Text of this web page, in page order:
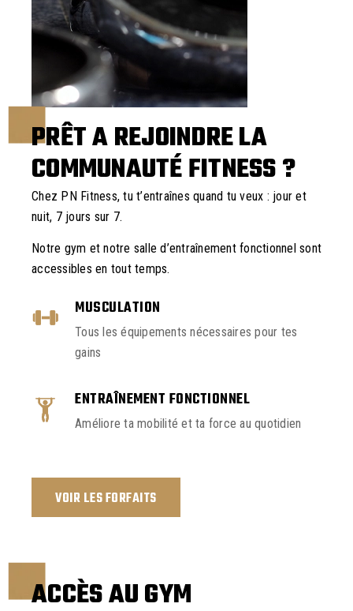
PRÊT A REJOINDRE LA
COMMUNAUTÉ FITNESS ?
Chez PN Fitness, tu t’entraînes quand tu veux : jour et
nuit, 7 jours sur 7.
Notre gym et notre salle d’entraînement fonctionnel sont
accessibles en tout temps.
MUSCULATION
Tous les équipements nécessaires pour tes
gains
ENTRAÎNEMENT FONCTIONNEL
Améliore ta mobilité et ta force au quotidien
VOIR LES FORFAITS
ACCÈS AU GYM